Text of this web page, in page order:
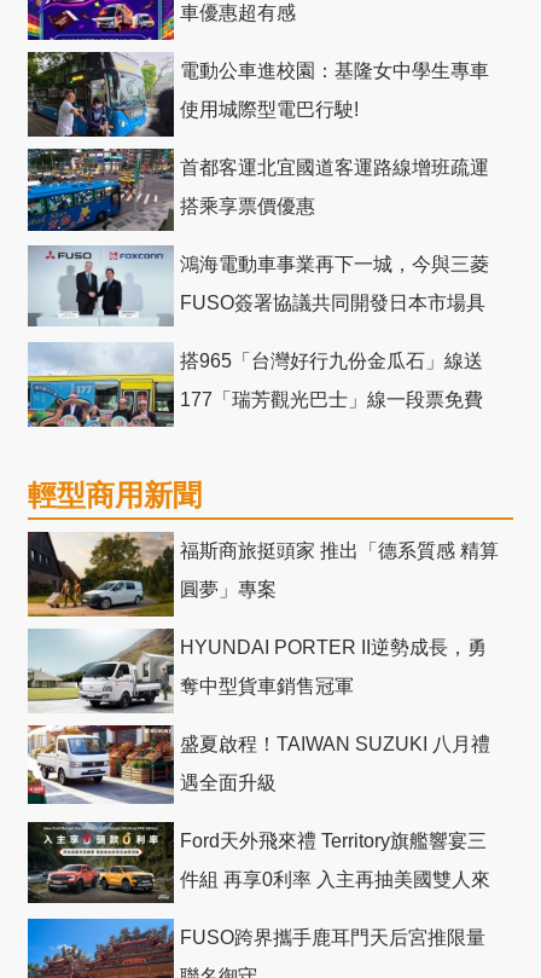
車優惠超有感
電動公車進校園：基隆女中學生專車
使用城際型電巴行駛!
首都客運北宜國道客運路線增班疏運
搭乘享票價優惠
鴻海電動車事業再下一城，今與三菱
FUSO簽署協議共同開發日本市場具
搭965「台灣好行九份金瓜石」線送
177「瑞芳觀光巴士」線一段票免費
輕型商用新聞
福斯商旅挺頭家 推出「德系質感 精算
圓夢」專案
HYUNDAI PORTER II逆勢成長，勇
奪中型貨車銷售冠軍
盛夏啟程！TAIWAN SUZUKI 八月禮
遇全面升級
Ford天外飛來禮 Territory旗艦響宴三
件組 再享0利率 入主再抽美國雙人來
FUSO跨界攜手鹿耳門天后宮推限量